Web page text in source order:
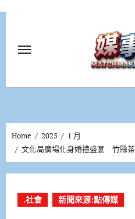
Home 2025
1 月
文化局廣場化身婚禮盛宴 竹縣
.社會 新聞來源:點傳媒